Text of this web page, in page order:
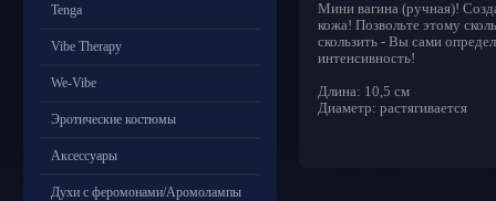
Tenga
Vibe Therapy
We-Vibe
Эротические костюмы
Аксессуары
Духи с феромонами/Аромолампы
Мини вагина (ручная)!
кожа! Позвольте этому
скользить - Вы сами
интенсивность!
Длина: 10,5 см
Диаметр: растягивается